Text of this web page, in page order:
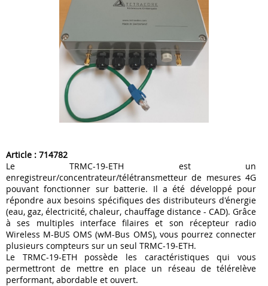
⦿ Gestion des déchets
Article : 714782
Le TRMC-19-ETH est un
enregistreur/concentrateur/télétransmetteur de mesures 4G
pouvant fonctionner sur batterie. Il a été développé pour
répondre aux besoins spécifiques des distributeurs d'énergie
(eau, gaz, électricité, chaleur, chauffage distance - CAD). Grâce
à ses multiples interface filaires et son récepteur radio
Wireless M-BUS OMS (wM-Bus OMS), vous pourrez connecter
plusieurs compteurs sur un seul TRMC-19-ETH.
Le TRMC-19-ETH possède les caractéristiques qui vous
permettront de mettre en place un réseau de télérelève
performant, abordable et ouvert.